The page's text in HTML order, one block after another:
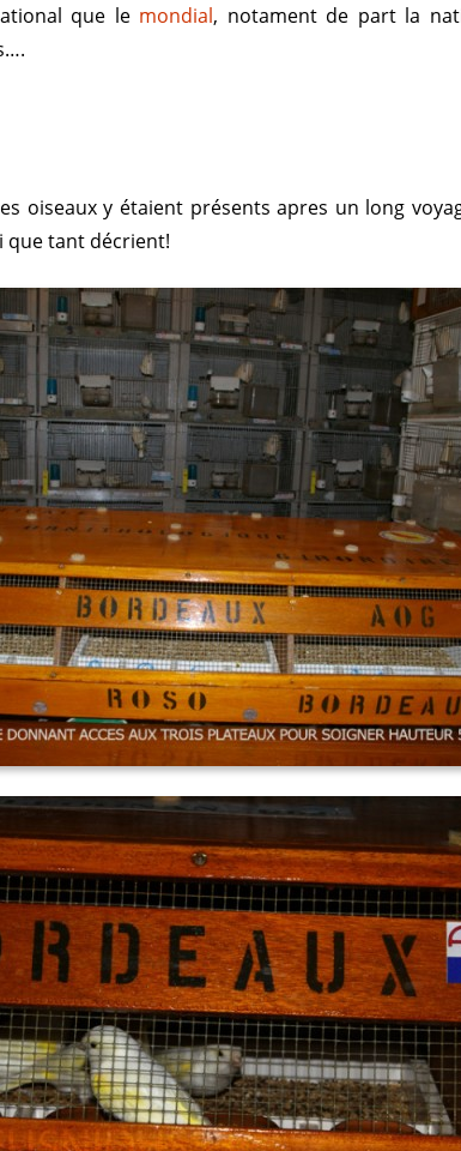
que le mondial, notament de part la
oiseaux y étaient présents apres un long
que tant décrient!